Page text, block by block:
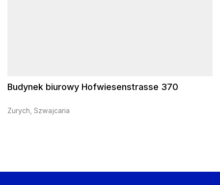
Budynek biurowy Hofwiesenstrasse 370
Zurych, Szwajcaria